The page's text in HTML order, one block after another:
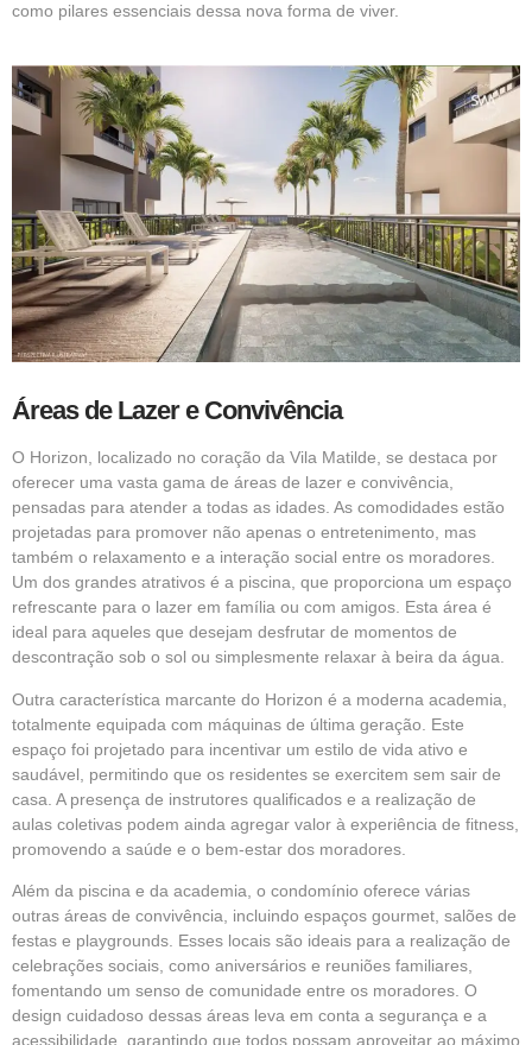
como pilares essenciais dessa nova forma de viver.
Áreas de Lazer e Convivência
O Horizon, localizado no coração da Vila Matilde, se destaca por
oferecer uma vasta gama de áreas de lazer e convivência,
pensadas para atender a todas as idades. As comodidades estão
projetadas para promover não apenas o entretenimento, mas
também o relaxamento e a interação social entre os moradores.
Um dos grandes atrativos é a piscina, que proporciona um espaço
refrescante para o lazer em família ou com amigos. Esta área é
ideal para aqueles que desejam desfrutar de momentos de
descontração sob o sol ou simplesmente relaxar à beira da água.
Outra característica marcante do Horizon é a moderna academia,
totalmente equipada com máquinas de última geração. Este
espaço foi projetado para incentivar um estilo de vida ativo e
saudável, permitindo que os residentes se exercitem sem sair de
casa. A presença de instrutores qualificados e a realização de
aulas coletivas podem ainda agregar valor à experiência de fitness,
promovendo a saúde e o bem-estar dos moradores.
Além da piscina e da academia, o condomínio oferece várias
outras áreas de convivência, incluindo espaços gourmet, salões de
festas e playgrounds. Esses locais são ideais para a realização de
celebrações sociais, como aniversários e reuniões familiares,
fomentando um senso de comunidade entre os moradores. O
design cuidadoso dessas áreas leva em conta a segurança e a
acessibilidade, garantindo que todos possam aproveitar ao máximo